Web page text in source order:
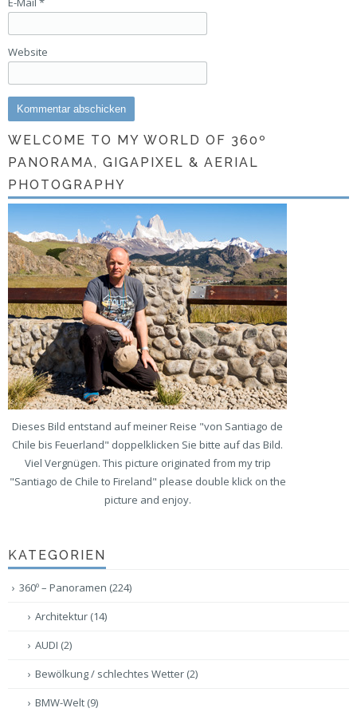
Website
WELCOME TO MY WORLD OF 360º
PANORAMA, GIGAPIXEL & AERIAL
PHOTOGRAPHY
Dieses Bild entstand auf meiner Reise "von Santiago de
Chile bis Feuerland" doppelklicken Sie bitte auf das Bild.
Viel Vergnügen. This picture originated from my trip
"Santiago de Chile to Fireland" please double klick on the
picture and enjoy.
KATEGORIEN
360º – Panoramen (224)
Architektur (14)
AUDI (2)
Bewölkung / schlechtes Wetter (2)
BMW-Welt (9)